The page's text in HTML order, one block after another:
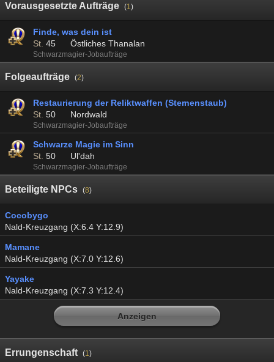
Vorausgesetzte Aufträge (1)
Finde, was dein ist
St. 45 Östliches Thanalan
Schwarzmagier-Jobaufträge
Folgeaufträge (2)
Restaurierung der Reliktwaffen (Sternenstaub)
St. 50 Nordwald
Schwarzmagier-Jobaufträge
Schwarze Magie im Sinn
St. 50 Ul'dah
Schwarzmagier-Jobaufträge
Beteiligte NPCs (8)
Cocobygo
Nald-Kreuzgang (X:6.4 Y:12.9)
Mamane
Nald-Kreuzgang (X:7.0 Y:12.6)
Yayake
Nald-Kreuzgang (X:7.3 Y:12.4)
Anzeigen
Errungenschaft (1)